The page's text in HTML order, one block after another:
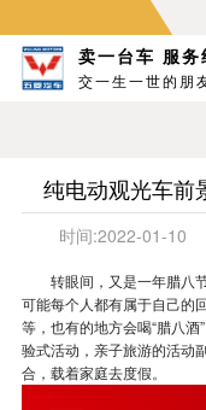
卖一台车 服务
交一生一世的朋
纯电动观光车前
时间:2022-01-10
转眼间，又是一年腊八
可能每个人都有属于自己的
等，也有的地方会喝“腊八
验式活动，亲子旅游的活动副
合，载着家庭去度假。